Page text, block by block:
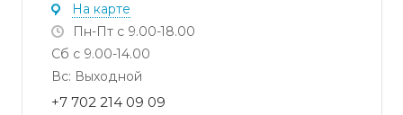
На карте
Пн-Пт с 9.00-18.00
Сб с 9.00-14.00
Вс: Выходной
+7 702 214 09 09